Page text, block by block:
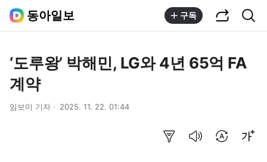
동아일보 구독
‘도루왕’ 박해민, LG와 4년 65억 FA
계약
임보미 기자 2025. 11. 22. 01:44